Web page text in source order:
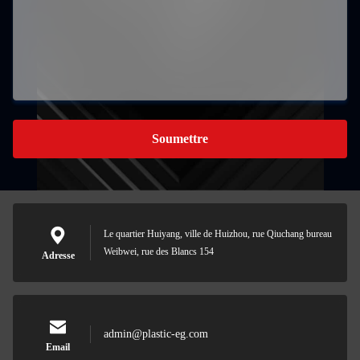
Soumettre
Adresse
Le quartier Huiyang, ville de Huizhou, rue Qiuchang bureau
Weibwei, rue des Blancs 154
Email
admin@plastic-eg.com